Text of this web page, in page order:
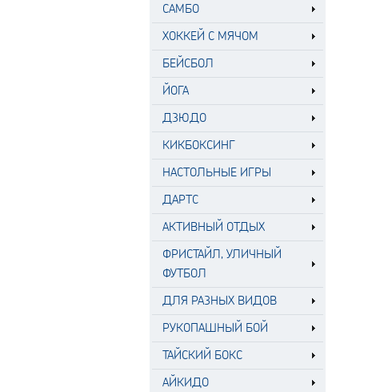
САМБО
ХОККЕЙ С МЯЧОМ
БЕЙСБОЛ
ЙОГА
ДЗЮДО
КИКБОКСИНГ
НАСТОЛЬНЫЕ ИГРЫ
ДАРТС
АКТИВНЫЙ ОТДЫХ
ФРИСТАЙЛ, УЛИЧНЫЙ
ФУТБОЛ
ДЛЯ РАЗНЫХ ВИДОВ
РУКОПАШНЫЙ БОЙ
ТАЙСКИЙ БОКС
АЙКИДО